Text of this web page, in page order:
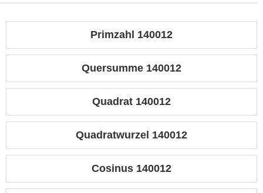
Primzahl 140012
Quersumme 140012
Quadrat 140012
Quadratwurzel 140012
Cosinus 140012